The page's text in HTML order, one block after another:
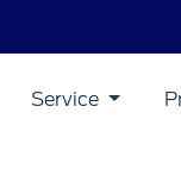
Service